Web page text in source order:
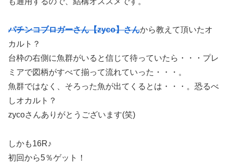
パチンコブロガーさん【zyco】さんから教えて頂いたオ
カルト？
台枠の右側に魚群がいると信じて待っていたら・・・プレ
ミアで図柄がすべて揃って流れていった・・・。
魚群ではなく、そろった魚が出てくるとは・・・。恐るべ
しオカルト？
zycoさんありがとうございます(笑)
しかも16R♪
初回から5％ゲット！